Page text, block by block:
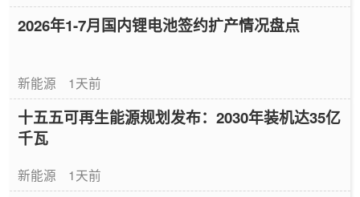
2026年1-7月国内锂电池签约扩产情况盘点
新能源 1天前
十五五可再生能源规划发布：2030年装机达35亿
千瓦
新能源 1天前